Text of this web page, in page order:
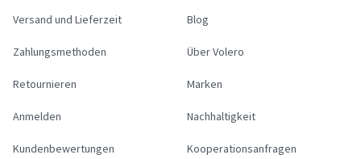
Versand und Lieferzeit
Zahlungsmethoden
Retournieren
Anmelden
Kundenbewertungen
Blog
Über Volero
Marken
Nachhaltigkeit
Kooperationsanfragen